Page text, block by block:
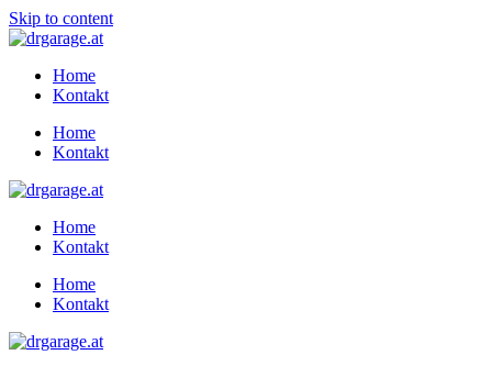
Skip to content
Home
Kontakt
Home
Kontakt
Home
Kontakt
Home
Kontakt